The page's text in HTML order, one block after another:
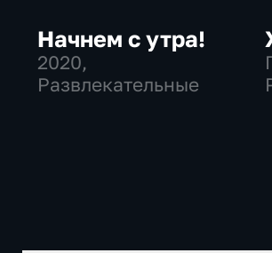
Начнем с утра!
2020,
Развлекательные